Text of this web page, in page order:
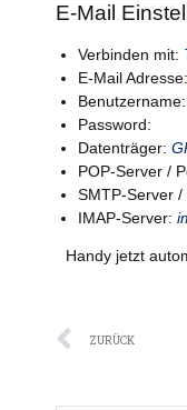
E-Mail
Verbinden mit:
E-Mail Adresse:
Benutzername:
Password:
Datenträger:
POP-Server /
SMTP-Server /
IMAP-Server:
Handy jetzt
Zurück
ZURÜCK